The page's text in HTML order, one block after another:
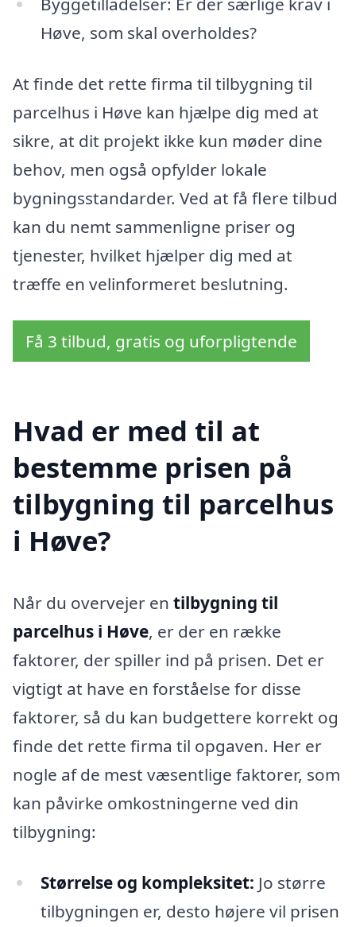
Høve, som skal overholdes?
At finde det rette firma til tilbygning til
parcelhus i Høve kan hjælpe dig med at
sikre, at dit projekt ikke kun møder dine
behov, men også opfylder lokale
bygningsstandarder. Ved at få flere tilbud
kan du nemt sammenligne priser og
tjenester, hvilket hjælper dig med at
træffe en velinformeret beslutning.
Få 3 tilbud, gratis og uforpligtende
Hvad er med til at
bestemme prisen på
tilbygning til parcelhus
i Høve?
Når du overvejer en tilbygning til
parcelhus i Høve, er der en række
faktorer, der spiller ind på prisen. Det er
vigtigt at have en forståelse for disse
faktorer, så du kan budgettere korrekt og
finde det rette firma til opgaven. Her er
nogle af de mest væsentlige faktorer, som
kan påvirke omkostningerne ved din
tilbygning:
Størrelse og kompleksitet: Jo større
tilbygningen er, desto højere vil prisen